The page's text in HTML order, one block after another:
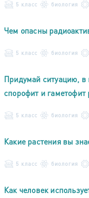
5 класс биология
Чем опасны
5 класс биология
Придумай ситуацию, в
спорофит и гаметофит
5 класс биология
Какие растения вы
5 класс биология
Как человек